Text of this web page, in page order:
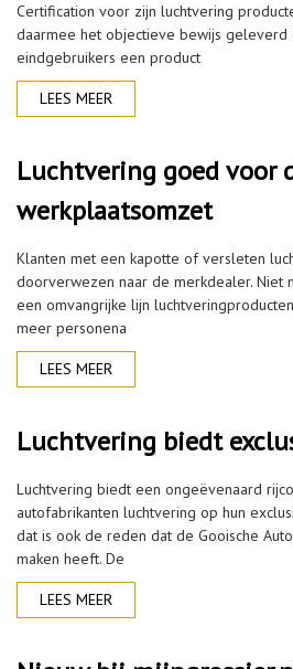
Certification voor zijn luchtvering
daarmee het objectieve bewijs geleverd
eindgebruikers een product
LEES MEER
Luchtvering goed voor
werkplaatsomzet
Klanten met een kapotte of versleten
doorverwezen naar de merkdealer. Niet
een omvangrijke lijn
meer personena
LEES MEER
Luchtvering biedt
Luchtvering biedt een ongeëvenaard
autofabrikanten luchtvering op hun
dat is ook de reden dat de Gooische
maken heeft. De
LEES MEER